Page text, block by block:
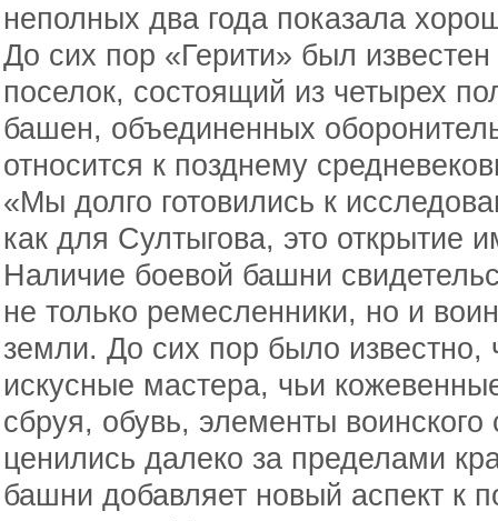
неполных два года показала
До сих пор «Герити» был
поселок, состоящий из четырех
башен, объединенных
относится к позднему
«Мы долго готовились к
как для Султыгова, это открытие
Наличие боевой башни
не только ремесленники, но и
земли. До сих пор было известно,
искусные мастера, чьи
сбруя, обувь, элементы
ценились далеко за пределами
башни добавляет новый аспект к